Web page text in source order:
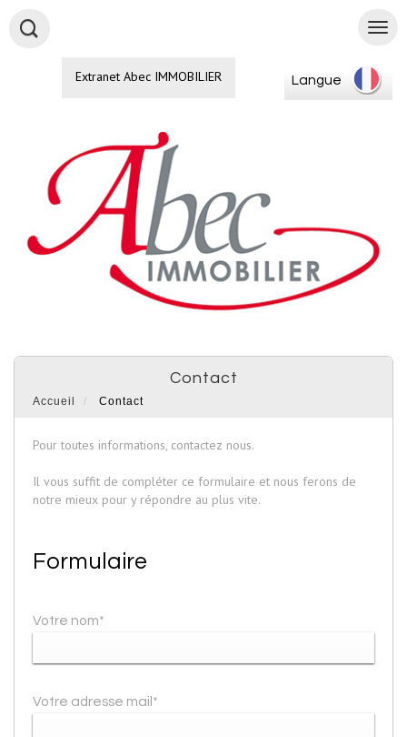
Extranet Abec IMMOBILIER Langue
contact
Accueil Contact
Pour toutes informations, contactez nous.
Il vous suffit de compléter ce formulaire et nous ferons de
notre mieux pour y répondre au plus vite.
Formulaire
Votre nom*
Votre adresse mail*